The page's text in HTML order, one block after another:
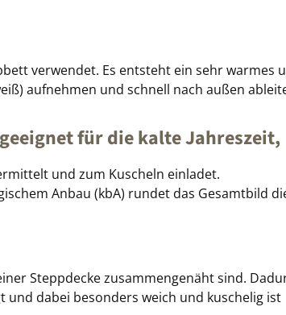
verwendet. Es entsteht ein sehr warmes
aufnehmen und schnell nach außen
für die kalte Jahreszeit,
und zum Kuscheln einladet.
Anbau (kbA) rundet das Gesamtbild
Steppdecke zusammengenäht sind.
dabei besonders weich und kuschelig ist